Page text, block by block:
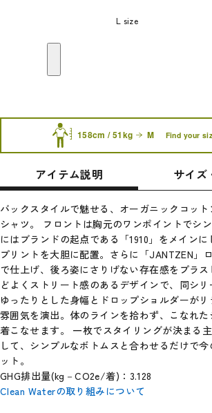
L size
158cm / 51kg M Find your
アイテム説明 サイズ
バックスタイルで魅せる、オーガニックコッ
シャツ。 フロントは胸元のワンポイントでシ
にはブランドの起点である「1910」をメインに
プリントを大胆に配置。さらに「JANTZEN」
で仕上げ、後ろ姿にさりげない存在感をプラ
どよくストリート感のあるデザインで、同シリ
ゆったりとした身幅とドロップショルダーが
雰囲気を演出。体のラインを拾わず、こなれ
着こなせます。 一枚でスタイリングが決まる
して、シンプルなボトムスと合わせるだけで今
ット。
GHG排出量(kg－CO2e/着)：3.128
Clean Waterの取り組みについて